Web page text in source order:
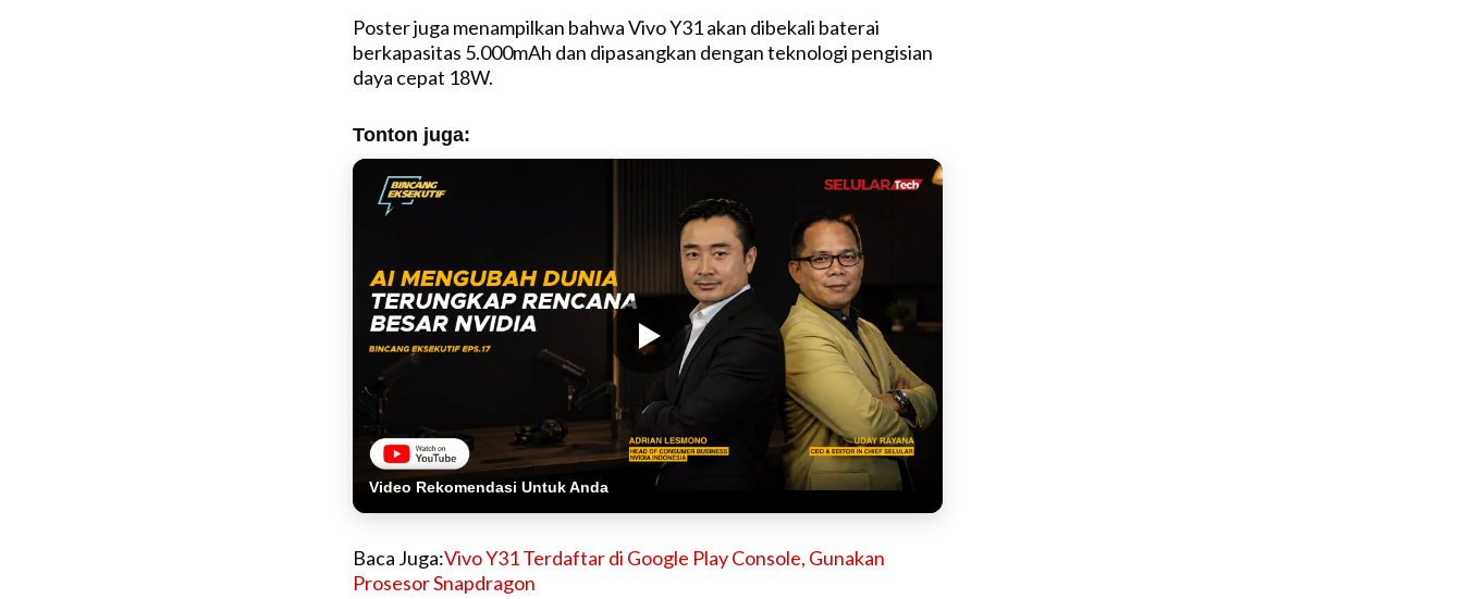
Poster juga menampilkan bahwa Vivo Y31 akan dibekali baterai
berkapasitas 5.000mAh dan dipasangkan dengan teknologi pengisian
daya cepat 18W.
Tonton juga:
Video Rekomendasi Untuk Anda
Baca Juga:Vivo Y31 Terdaftar di Google Play Console, Gunakan
Prosesor Snapdragon